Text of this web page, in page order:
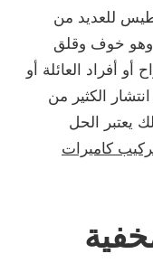
للعديد من
وهو خوف وقلق
أو أفراد العائلة أو
الكثير من
يعتبر الحل
كاميرات